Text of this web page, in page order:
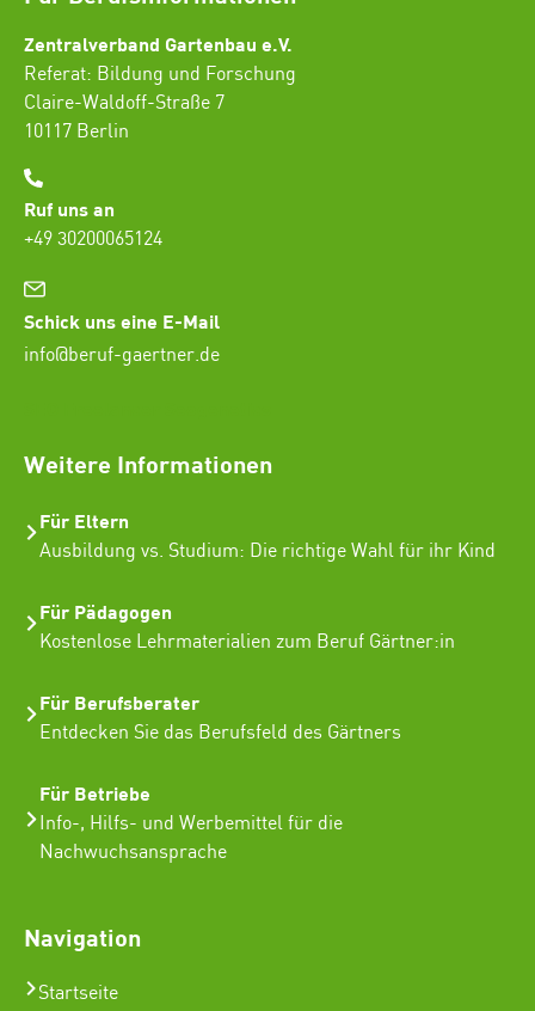
Zentralverband Gartenbau e.V.
Referat: Bildung und Forschung
Claire-Waldoff-Straße 7
10117 Berlin
Ruf uns an
+49 30200065124
Schick uns eine E-Mail
info@beruf-gaertner.de
Weitere Informationen
Für Eltern
Ausbildung vs. Studium: Die richtige Wahl für ihr Kind
Für Pädagogen
Kostenlose Lehrmaterialien zum Beruf Gärtner:in
Für Berufsberater
Entdecken Sie das Berufsfeld des Gärtners
Für Betriebe
Info-, Hilfs- und Werbemittel für die
Nachwuchsansprache
Navigation
Startseite